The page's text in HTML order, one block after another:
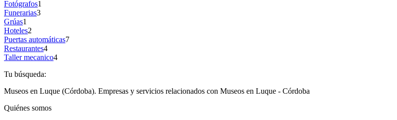
Fotógrafos1
Funerarias3
Grúas1
Hoteles2
Puertas automáticas7
Restaurantes4
Taller mecanico4
Tu búsqueda:
Museos en Luque (Córdoba). Empresas y servicios relacionados con Museos en Luque - Córdoba
Quiénes somos